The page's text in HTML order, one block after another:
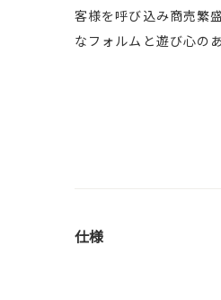
客様を呼び込み商売繁
なフォルムと遊び心の
仕様